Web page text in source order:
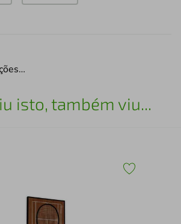
isto, também viu...